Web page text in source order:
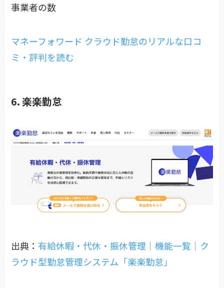
事業者の数
マネーフォワード クラウド勤怠のリアルな口コ
ミ・評判を読む
6. 楽楽勤怠
出典：有給休暇・代休・振休管理｜機能一覧｜ク
ラウド型勤怠管理システム「楽楽勤怠」